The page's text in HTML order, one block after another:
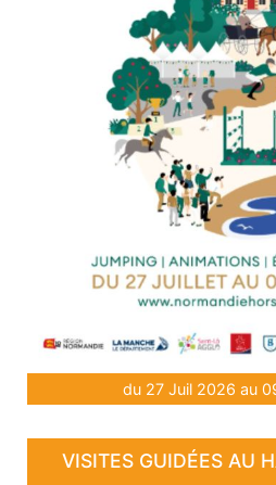
du 27 Juil 2026 au
VISITES GUIDÉES AU